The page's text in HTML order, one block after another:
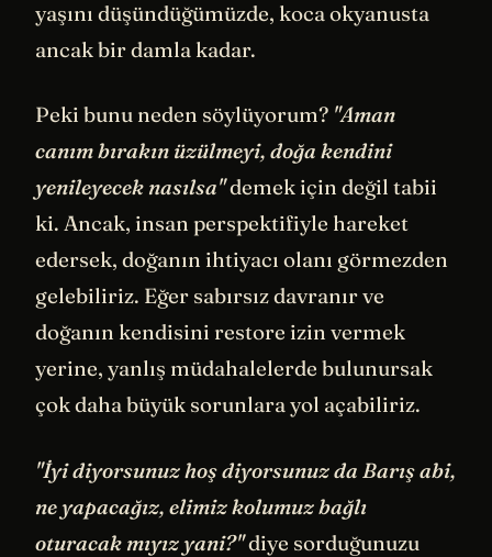
yaşını düşündüğümüzde, koca okyanusta
ancak bir damla kadar.
Peki bunu neden söylüyorum? "Aman
canım bırakın üzülmeyi, doğa kendini
yenileyecek nasılsa"demek için değil tabii
ki. Ancak, insan perspektifiyle hareket
edersek, doğanın ihtiyacı olanı görmezden
gelebiliriz. Eğer sabırsız davranır ve
doğanın kendisini restore izin vermek
yerine, yanlış müdahalelerde bulunursak
çok daha büyük sorunlara yol açabiliriz.
"İyi diyorsunuz hoş diyorsunuz da Barış abi,
ne yapacağız, elimiz kolumuz bağlı
oturacak mıyız yani?"diye sorduğunuzu